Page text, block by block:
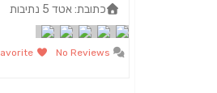
כתובת:אטד 5 נתיבות